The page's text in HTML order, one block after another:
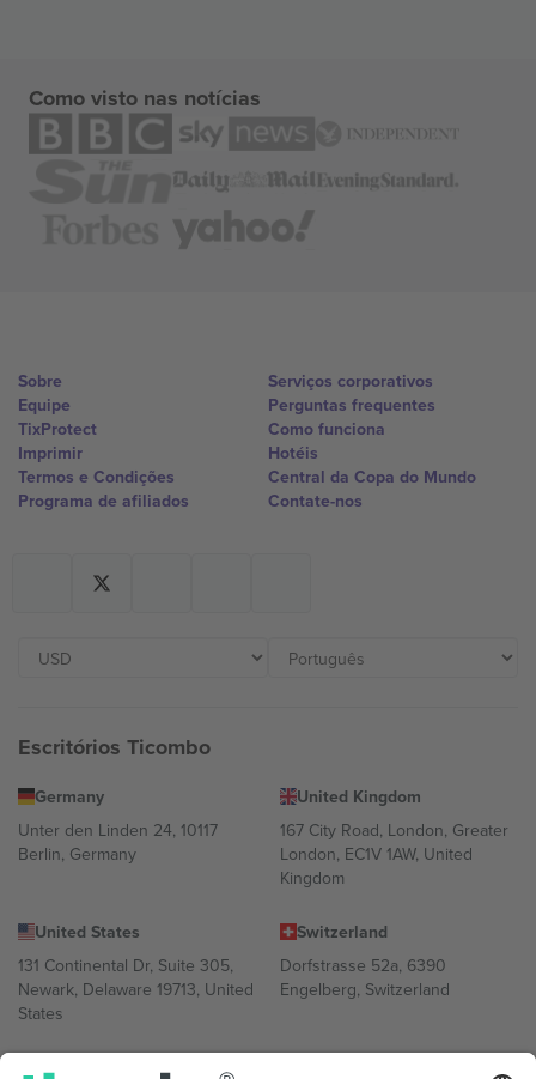
Como visto nas notícias
Sobre
Equipe
TixProtect
Imprimir
Termos e Condições
Programa de afiliados
Serviços corporativos
Perguntas frequentes
Como funciona
Hotéis
Central da Copa do Mundo
Contate-nos
Escritórios Ticombo
Germany
Unter den Linden 24, 10117
Berlin, Germany
United Kingdom
167 City Road, London, Greater
London, EC1V 1AW, United
Kingdom
United States
131 Continental Dr, Suite 305,
Newark, Delaware 19713, United
States
Switzerland
Dorfstrasse 52a, 6390
Engelberg, Switzerland
Bulgaria